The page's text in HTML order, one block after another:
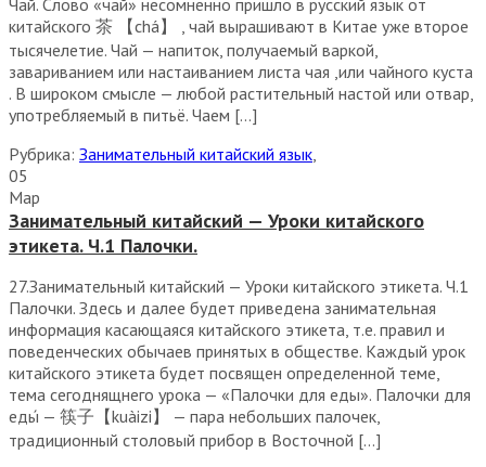
Чай. Слово «чай» несомненно пришло в русский язык от
китайского 茶 【chá】 , чай вырашивают в Китае уже второе
тысячелетие. Чай — напиток, получаемый варкой,
завариванием или настаиванием листа чая ,или чайного куста
. В широком смысле — любой растительный настой или отвар,
употребляемый в питьё. Чаем […]
Рубрика: Занимательный китайский язык,
05
Мар
Занимательный китайский — Уроки китайского
этикета. Ч.1 Палочки.
27.Занимательный китайский — Уроки китайского этикета. Ч.1
Палочки. Здесь и далее будет приведена занимательная
информация касающаяся китайского этикета, т.е. правил и
поведенческих обычаев принятых в обществе. Каждый урок
китайского этикета будет посвящен определенной теме,
тема сегоднящнего урока — «Палочки для еды». Палочки для
еды́ — 筷子【kuàizi】 — пара небольших палочек,
традиционный столовый прибор в Восточной […]